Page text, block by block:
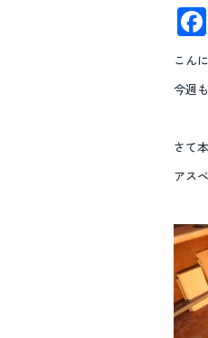
こん
今週
さて
アス